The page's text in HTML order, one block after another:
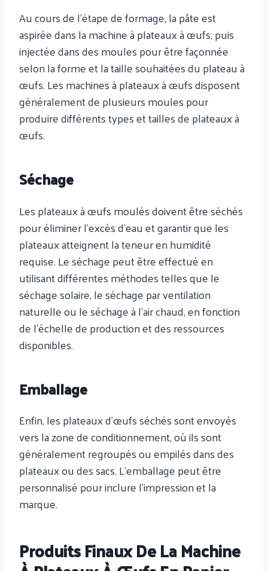
Au cours de l'étape de formage, la pâte est
aspirée dans la machine à plateaux à œufs, puis
injectée dans des moules pour être façonnée
selon la forme et la taille souhaitées du plateau à
œufs. Les machines à plateaux à œufs disposent
généralement de plusieurs moules pour
produire différents types et tailles de plateaux à
œufs.
Séchage
Les plateaux à œufs moulés doivent être séchés
pour éliminer l'excès d'eau et garantir que les
plateaux atteignent la teneur en humidité
requise. Le séchage peut être effectué en
utilisant différentes méthodes telles que le
séchage solaire, le séchage par ventilation
naturelle ou le séchage à l'air chaud, en fonction
de l'échelle de production et des ressources
disponibles.
Emballage
Enfin, les plateaux d'œufs séchés sont envoyés
vers la zone de conditionnement, où ils sont
généralement regroupés ou empilés dans des
plateaux ou des sacs. L’emballage peut être
personnalisé pour inclure l’impression et la
marque.
Produits Finaux De La Machine